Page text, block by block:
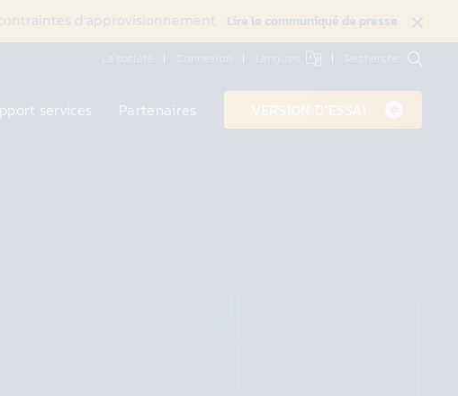
d'approvisionnement Lire le communiqué de presse
services Partenaires VERSION D'ESSAI